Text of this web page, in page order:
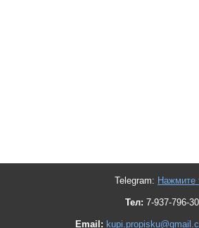
Telegram: Нажмите
Тел: 7-937-796-
Email: